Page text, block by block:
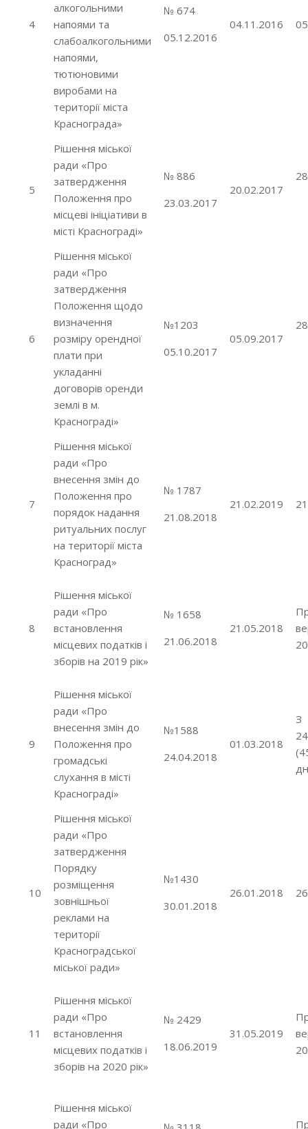
4
алкогольними
напоями та
слабоалкогольними
напоями,
тютюновими
виробами на
території міста
Краснограда»
№ 674
05.12.2016
04.11.2016
5
Рішення міської
ради «Про
затвердження
Положення про
місцеві ініціативи в
місті Краснограді»
№ 886
23.03.2017
20.02.2017
6
Рішення міської
ради «Про
затвердження
Положення щодо
визначення
розміру орендної
плати при
укладанні
договорів оренди
землі в м.
Краснограді»
№1203
05.10.2017
05.09.2017
7
Рішення міської
ради «Про
внесення змін до
Положення про
порядок надання
ритуальних послуг
на території міста
Красноград»
№ 1787
21.08.2018
21.02.2019
8
Рішення міської
ради «Про
встановлення
місцевих податків і
зборів на 2019 рік»
№ 1658
21.06.2018
21.05.2018
9
Рішення міської
ради «Про
внесення змін до
Положення про
громадські
слухання в місті
Краснограді»
№1588
24.04.2018
01.03.2018
З
10
Рішення міської
ради «Про
затвердження
Порядку
розміщення
зовнішньої
реклами на
території
Красноградської
міської ради»
№1430
30.01.2018
26.01.2018
11
Рішення міської
ради «Про
встановлення
місцевих податків і
зборів на 2020 рік»
№ 2429
18.06.2019
31.05.2019
Рішення міської
ради «Про